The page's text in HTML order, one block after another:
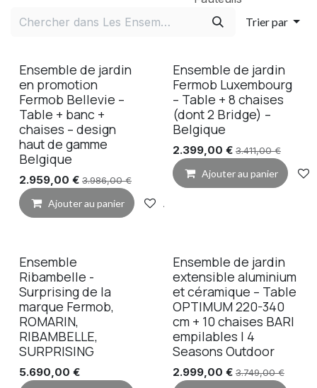
Trier par
Ensemble de jardin
en promotion
Fermob Bellevie –
Table + banc +
chaises – design
haut de gamme
Belgique
2.959,00 € 3.986,00€
Ajouter au panier Ajouter à la liste de souhaits
Ensemble de jardin
Fermob Luxembourg
– Table + 8 chaises
(dont 2 Bridge) –
Belgique
2.399,00 € 3.411,00€
Ajouter au panier
Ensemble
Ribambelle -
Surprising de la
marque Fermob,
ROMARIN,
RIBAMBELLE,
SURPRISING
5.690,00 €
Ensemble de jardin
extensible aluminium
et céramique – Table
OPTIMUM 220-340
cm + 10 chaises BARI
empilables | 4
Seasons Outdoor
2.999,00 € 3.749,00€